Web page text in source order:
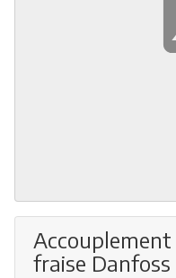
fraise Danfoss